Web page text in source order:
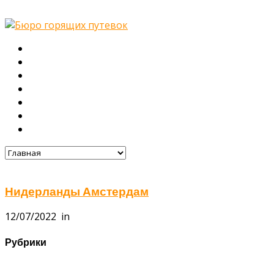
Нидерланды Амстердам
12/07/2022 in
Рубрики